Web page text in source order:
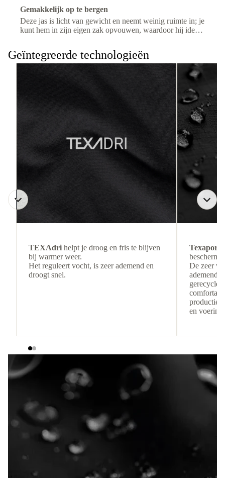
Gemakkelijk op te bergen
Deze jas is licht van gewicht en neemt weinig ruimte in; je
kunt hem in zijn eigen zak opvouwen, waardoor hij ideaal
Geïntegreerde technologieën
TEXAdri helpt je droog en fris te blijven
bij warmer weer.
Het reguleert vocht, is zeer ademend en
droogt snel.
Texapore
De zeer
ademende
en voering